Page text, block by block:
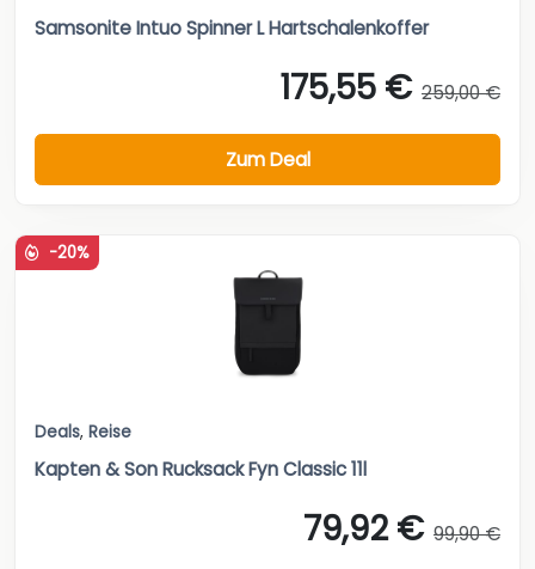
Samsonite Intuo Spinner L Hartschalenkoffer
175,55 € 259,00 €
Zum Deal
-20%
Deals, Reise
Kapten & Son Rucksack Fyn Classic 11l
79,92 € 99,90 €